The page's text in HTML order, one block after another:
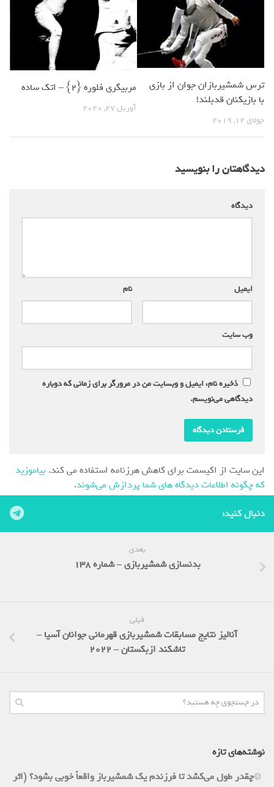
ترس شمشیربازان جوان از بازی
با بازیکنان قدبلند!
جولای 12, 2019
مربیگری فلوره {2} – اتک ساده
آوریل 27, 2020
دیدگاهتان را بنویسید
دیدگاه
نام ایمیل
وب‌ سایت
ذخیره نام، ایمیل و وبسایت من در مرورگر برای زمانی که دوباره
دیدگاهی می‌نویسم.
این سایت از اکیسمت برای کاهش هرزنامه استفاده می کند. بیاموزید
که چگونه اطلاعات دیدگاه های شما پردازش می‌شوند.
دنبال کنید:
بعدی
بدنسازی شمشیربازی – شماره 138
قبلی
آنالیز نتایج مسابقات شمشیربازی قهرمانی جوانان آسیا –
تاشکند ازبکستان – 2022
نوشته‌های تازه
چقدر طول می‌کشد تا فرزندم یک شمشیرباز واقعاً خوبی بشود؟ (اثر